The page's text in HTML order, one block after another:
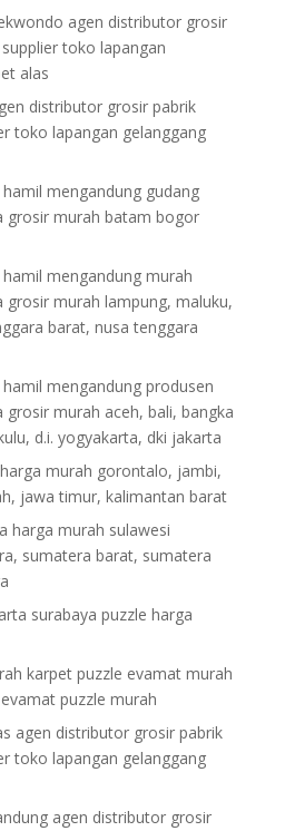
agen distributor grosir
toko lapangan
alas
distributor grosir pabrik
toko lapangan gelanggang
mengandung gudang
grosir murah batam bogor
mengandung murah
murah lampung, maluku,
barat, nusa tenggara
mengandung produsen
murah aceh, bali, bangka
d.i. yogyakarta, dki jakarta
murah gorontalo, jambi,
jawa timur, kalimantan barat
harga murah sulawesi
sumatera barat, sumatera
surabaya puzzle harga
karpet puzzle evamat murah
puzzle murah
agen distributor grosir pabrik
toko lapangan gelanggang
agen distributor grosir